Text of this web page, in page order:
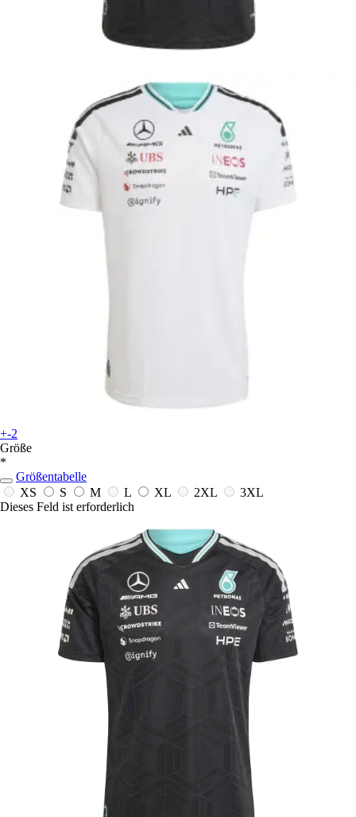
+-2
Größe
*
Größentabelle
XS
S M L XL 2XL
3XL
Dieses Feld ist erforderlich